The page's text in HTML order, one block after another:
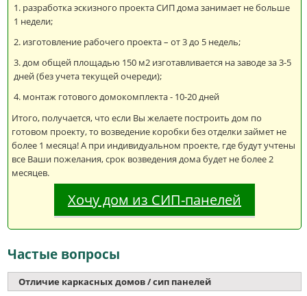
разработка эскизного проекта СИП дома занимает не больше
1 недели;
изготовление рабочего проекта – от 3 до 5 недель;
дом общей площадью 150 м2 изготавливается на заводе за 3-5
дней (без учета текущей очереди);
монтаж готового домокомплекта - 10-20 дней
Итого, получается, что если Вы желаете построить дом по
готовом проекту, то возведение коробки без отделки займет не
более 1 месяца! А при индивидуальном проекте, где будут учтены
все Ваши пожелания, срок возведения дома будет не более 2
месяцев.
Хочу дом из СИП-панелей
Частые вопросы
Отличие каркасных домов / сип панелей